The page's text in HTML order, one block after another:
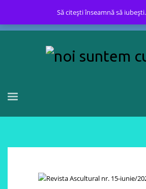
Să citești înseamnă să